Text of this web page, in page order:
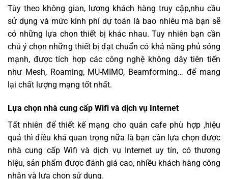
Tùy theo không gian, lượng khách hàng truy cập,nhu cầu
sử dụng và mức kinh phí dự toán là bao nhiêu mà bạn sẽ
có những lựa chọn thiết bị khác nhau. Tuy nhiên bạn cần
chú ý chọn những thiết bị đạt chuẩn có khả năng phủ sóng
mạnh, được tích hợp các công nghệ không dây tiên tiến
như Mesh, Roaming, MU-MIMO, Beamforming… để mang
lại chất lượng mạng tốt nhất.
Lựa chọn nhà cung cấp Wifi và dịch vụ Internet
Tất nhiên để thiết kế mạng cho quán cafe phù hợp ,hiệu
quả thì điều khá quan trọng nữa là bạn cần lựa chọn được
nhà cung cấp Wifi và dịch vụ Internet uy tín, có thương
hiệu, sản phẩm được đánh giá cao, nhiều khách hàng công
nhận và lựa chọn sử dụng.